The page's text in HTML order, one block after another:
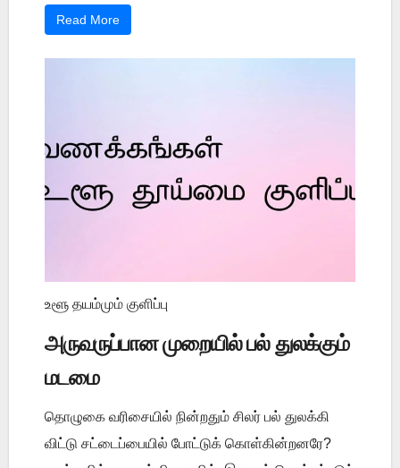
Read More
உளூ தயம்மும் குளிப்பு
அருவருப்பான முறையில் பல் துலக்கும்
மடமை
தொழுகை வரிசையில் நின்றதும் சிலர் பல் துலக்கி
விட்டு சட்டைப்பையில் போட்டுக் கொள்கின்றனரே?